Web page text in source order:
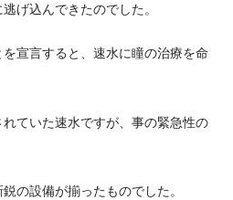
げ込んできたのでした。
宣言すると、速水に瞳の治療を命
ていた速水ですが、事の緊急性の
の設備が揃ったものでした。